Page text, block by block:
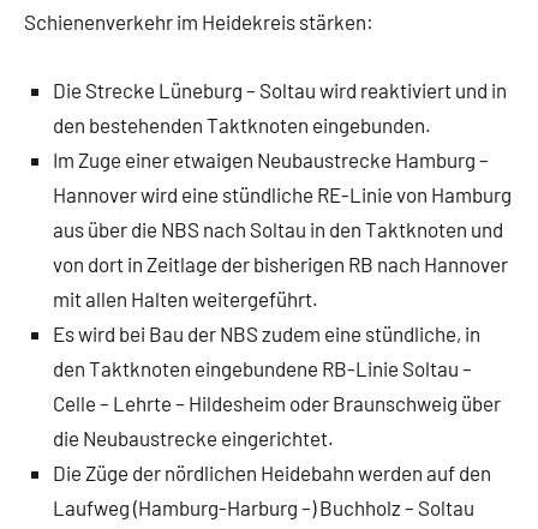
Schienenverkehr im Heidekreis stärken:
Die Strecke Lüneburg – Soltau wird reaktiviert und in
den bestehenden Taktknoten eingebunden.
Im Zuge einer etwaigen Neubaustrecke Hamburg –
Hannover wird eine stündliche RE-Linie von Hamburg
aus über die NBS nach Soltau in den Taktknoten und
von dort in Zeitlage der bisherigen RB nach Hannover
mit allen Halten weitergeführt.
Es wird bei Bau der NBS zudem eine stündliche, in
den Taktknoten eingebundene RB-Linie Soltau –
Celle – Lehrte – Hildesheim oder Braunschweig über
die Neubaustrecke eingerichtet.
Die Züge der nördlichen Heidebahn werden auf den
Laufweg (Hamburg-Harburg –) Buchholz – Soltau